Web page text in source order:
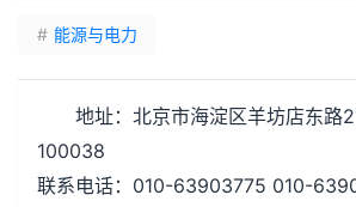
# 能源与电力
地址：北京市海淀区羊坊店东路
100038
联系电话：010-63903775 010-